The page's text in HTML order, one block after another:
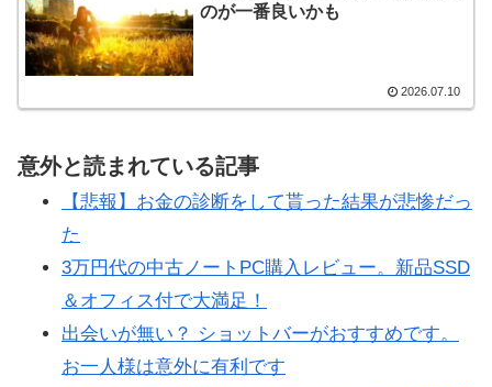
のが一番良いかも
2026.07.10
意外と読まれている記事
【悲報】お金の診断をして貰った結果が悲惨だっ
た
3万円代の中古ノートPC購入レビュー。新品SSD
＆オフィス付で大満足！
出会いが無い？ ショットバーがおすすめです。
お一人様は意外に有利です